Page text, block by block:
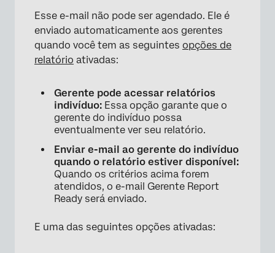
Esse e-mail não pode ser agendado. Ele é
enviado automaticamente aos gerentes
quando você tem as seguintes opções de
relatório ativadas:
Gerente pode acessar relatórios
indivíduo: Essa opção garante que o
gerente do indivíduo possa
eventualmente ver seu relatório.
Enviar e-mail ao gerente do indivíduo
quando o relatório estiver disponível:
Quando os critérios acima forem
atendidos, o e-mail Gerente Report
Ready será enviado.
E uma das seguintes opções ativadas: